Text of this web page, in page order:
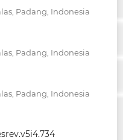
Padang, Indonesia
Padang, Indonesia
Padang, Indonesia